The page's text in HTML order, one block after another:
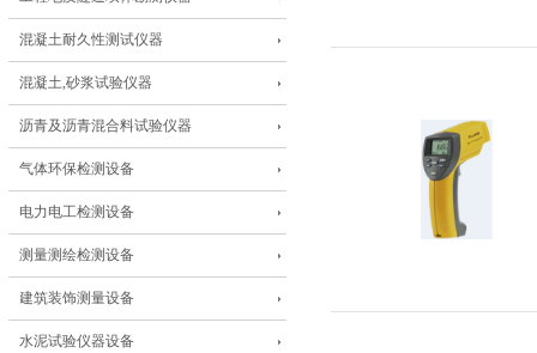
混凝土耐久性测试仪器
混凝土,砂浆试验仪器
沥青及沥青混合料试验仪器
气体环保检测设备
电力电工检测设备
测量测绘检测设备
建筑装饰测量设备
水泥试验仪器设备